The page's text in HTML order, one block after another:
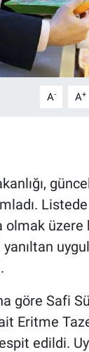
A- A+
üzere
göre Safi
Eritme
edildi.